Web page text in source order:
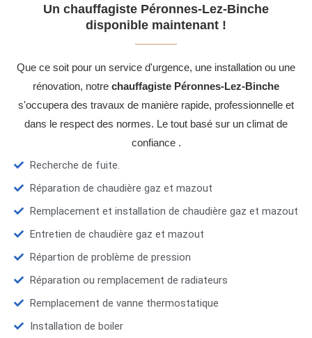
Un chauffagiste Péronnes-Lez-Binche
disponible maintenant !
Que ce soit pour un service d'urgence, une installation ou une
rénovation, notre chauffagiste Péronnes-Lez-Binche
s'occupera des travaux de manière rapide, professionnelle et
dans le respect des normes. Le tout basé sur un climat de
confiance .
Recherche de fuite.
Réparation de chaudière gaz et mazout
Remplacement et installation de chaudière gaz et mazout
Entretien de chaudière gaz et mazout
Répartion de problème de pression
Réparation ou remplacement de radiateurs
Remplacement de vanne thermostatique
Installation de boiler